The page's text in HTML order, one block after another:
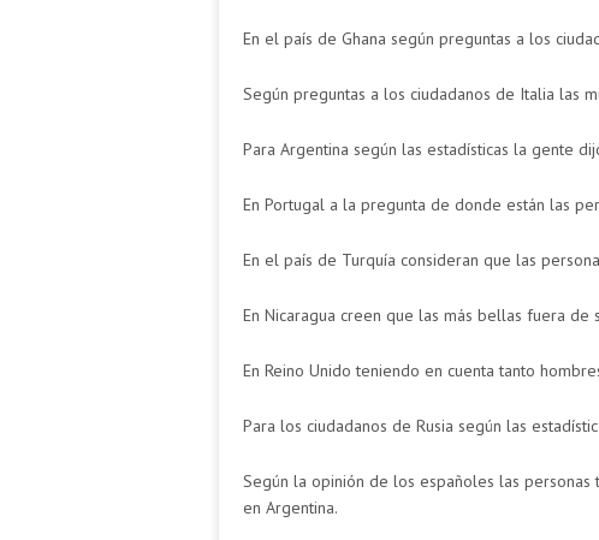
En el país de Ghana según preguntas a los
Según preguntas a los ciudadanos de Italia las
Para Argentina según las estadísticas la gente
En Portugal a la pregunta de donde están las
En el país de Turquía consideran que las
En Nicaragua creen que las más bellas fuera
En Reino Unido teniendo en cuenta tanto
Para los ciudadanos de Rusia según las
Según la opinión de los españoles las
en Argentina.